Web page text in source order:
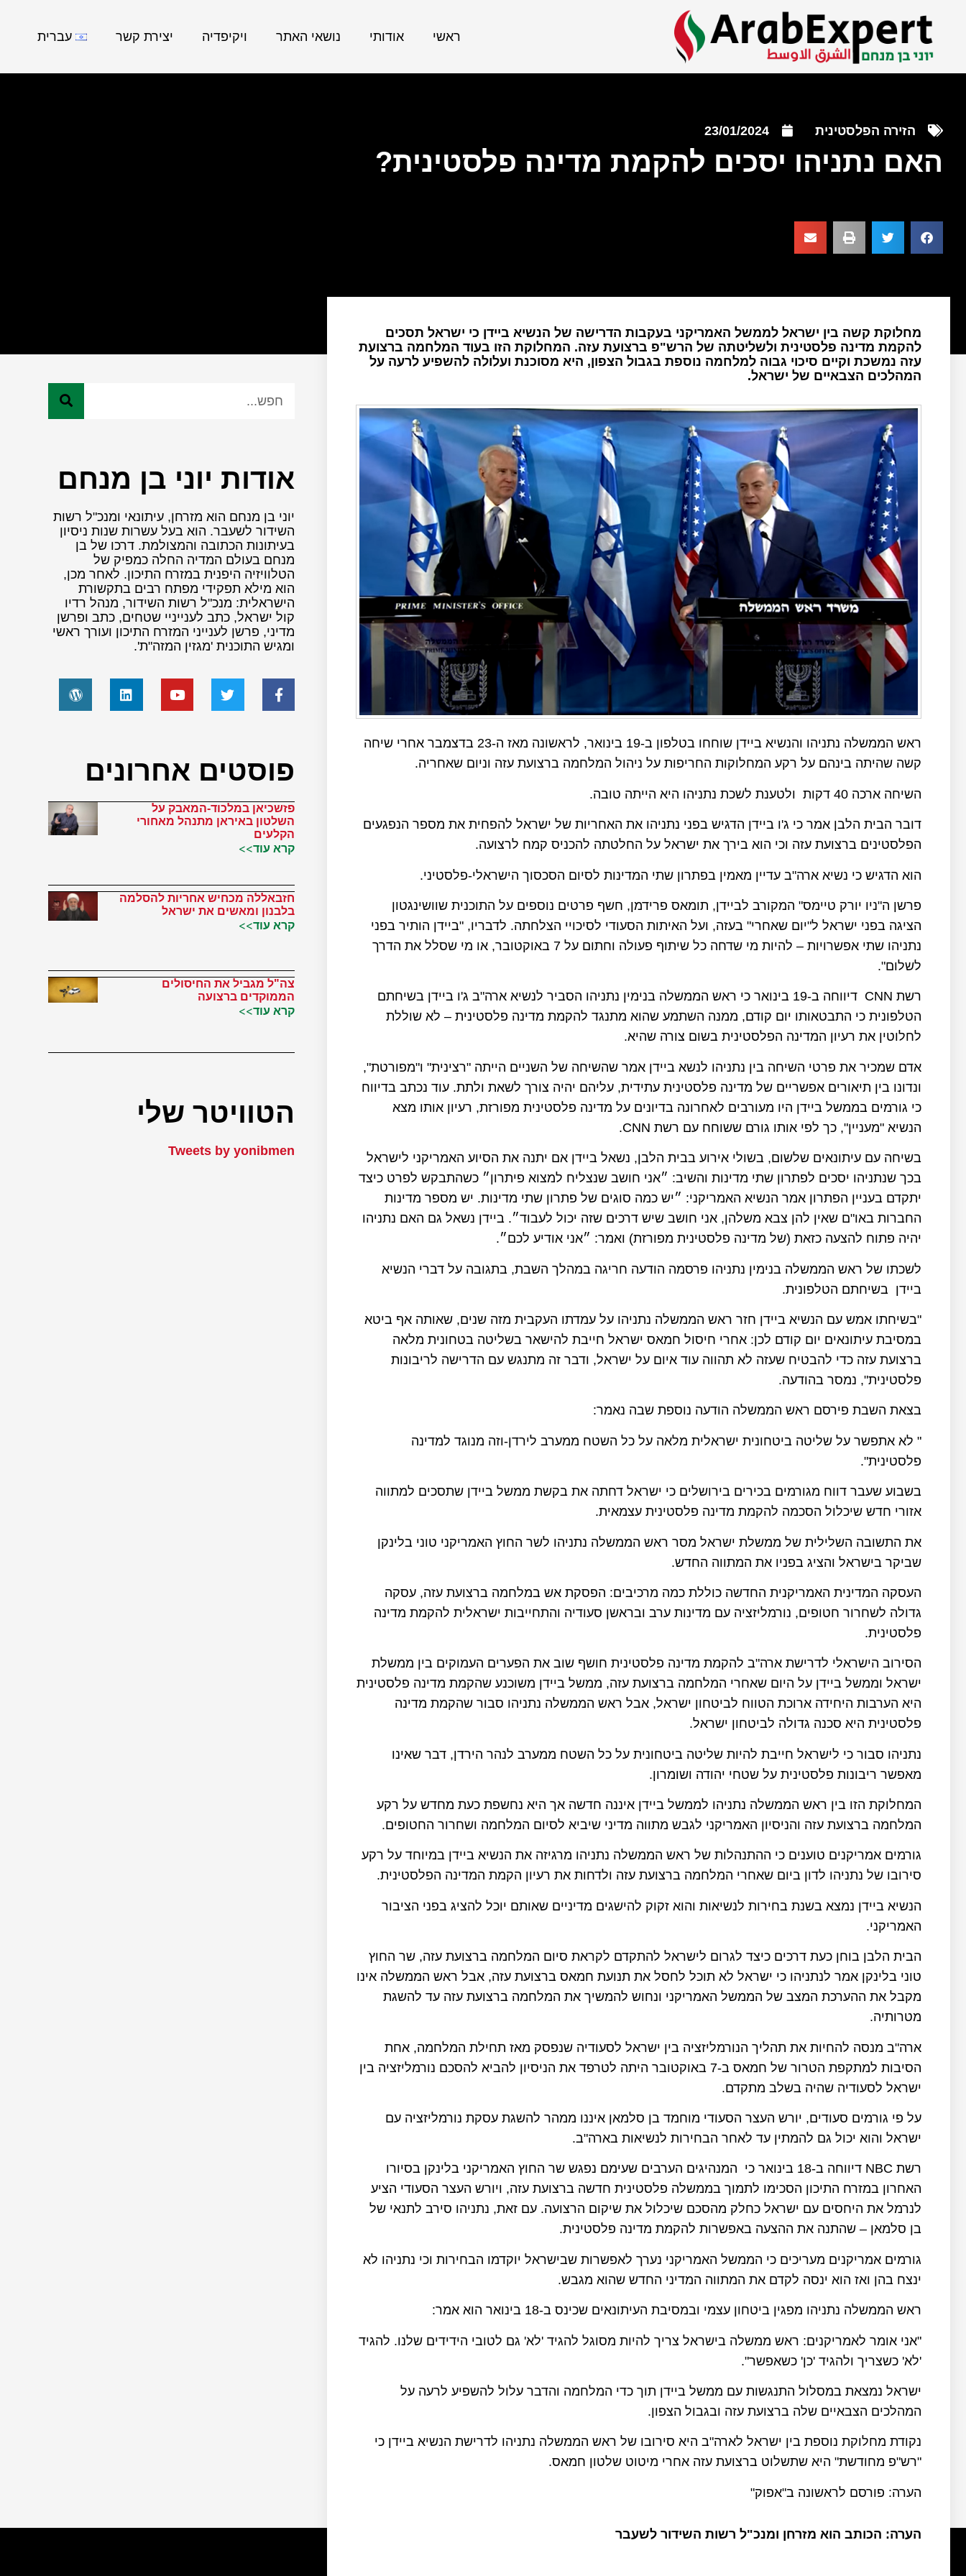
ראשי אודותי נושאי האתר ויקיפדיה יצירת קשר עברית
הזירה הפלסטינית 23/01/2024
האם נתניהו יסכים להקמת מדינה פלסטינית?
מחלוקת קשה בין ישראל לממשל האמריקני בעקבות הדרישה של הנשיא ביידן כי ישראל תסכים
להקמת מדינה פלסטינית ולשליטתה של הרש"פ ברצועת עזה. המחלוקת הזו בעוד המלחמה ברצועת
עזה נמשכת וקיים סיכוי גבוה למלחמה נוספת בגבול הצפון, היא מסוכנת ועלולה להשפיע לרעה על
המהלכים הצבאיים של ישראל.
ראש הממשלה נתניהו והנשיא ביידן שוחחו בטלפון ב-19 בינואר, לראשונה מאז ה-23 בדצמבר אחרי שיחה
קשה שהיתה בינהם על רקע המחלוקות החריפות על ניהול המלחמה ברצועת עזה וניום שאחריה.
השיחה ארכה 40 דקות ולטענת לשכת נתניהו היא הייתה טובה.
דובר הבית הלבן אמר כי ג'ו ביידן הדגיש בפני נתניהו את האחריות של ישראל להפחית את מספר הנפגעים
הפלסטינים ברצועת עזה וכי הוא בירך את ישראל על החלטתה להכניס קמח לרצועה.
הוא הדגיש כי נשיא ארה"ב עדיין מאמין בפתרון שתי המדינות לסיום הסכסוך הישראלי-פלסטיני.
פרשן ה"ניו יורק טיימס" המקורב לביידן, תומאס פרידמן, חשף פרטים נוספים על התוכנית שוושינגטון
הציגה בפני ישראל ל"יום שאחרי" בעזה, ועל האיתות הסעודי לסיכויי הצלחתה. לדבריו, "ביידן הותיר בפני
נתניהו שתי אפשרויות – להיות מי שדחה כל שיתוף פעולה וחתום על 7 באוקטובר, או מי שסלל את הדרך
לשלום".
רשת CNN דיווחה ב-19 בינואר כי ראש הממשלה בנימין נתניהו הסביר לנשיא ארה"ב ג'ו ביידן בשיחתם
הטלפונית כי התבטאותו יום קודם, ממנה השתמע שהוא מתנגד להקמת מדינה פלסטינית – לא שוללת
לחלוטין את רעיון המדינה הפלסטינית בשום צורה שהיא.
אדם שמכיר את פרטי השיחה בין נתניהו לנשא ביידן אמר שהשיחה של השניים הייתה "רצינית" ו"מפורטת",
ונדונו בין תיאורים אפשריים של מדינה פלסטינית עתידית, עליהם יהיה צורך לשאת ולתת. עוד נכתב בדיווח
כי גורמים בממשל ביידן היו מעורבים לאחרונה בדיונים על מדינה פלסטינית מפורזת, רעיון אותו מצא
הנשיא "מעניין", כך לפי אותו גורם ששוחח עם רשת CNN.
בשיחה עם עיתונאים שלשום, בשולי אירוע בבית הלבן, נשאל ביידן אם יתנה את הסיוע האמריקני לישראל
בכך שנתניהו יסכים לפתרון שתי מדינות והשיב: ״אני חושב שנצליח למצוא פיתרון״ כשהתבקש לפרט כיצד
יתקדם בעניין הפתרון אמר הנשיא האמריקני: ״יש כמה סוגים של פתרון שתי מדינות. יש מספר מדינות
החברות באו"ם שאין להן צבא משלהן, אני חושב שיש דרכים שזה יכול לעבוד״. ביידן נשאל גם האם נתניהו
יהיה פתוח להצעה כזאת (של מדינה פלסטינית מפורזת) ואמר: ״אני אודיע לכם״.
לשכתו של ראש הממשלה בנימין נתניהו פרסמה הודעה חריגה במהלך השבת, בתגובה על דברי הנשיא
ביידן בשיחתם הטלפונית.
"בשיחתו אמש עם הנשיא ביידן חזר ראש הממשלה נתניהו על עמדתו העקבית מזה שנים, שאותה אף ביטא
במסיבת עיתונאים יום קודם לכן: אחרי חיסול חמאס ישראל חייבת להישאר בשליטה בטחונית מלאה
ברצועת עזה כדי להבטיח שעזה לא תהווה עוד איום על ישראל, ודבר זה מתנגש עם הדרישה לריבונות
פלסטינית", נמסר בהודעה.
בצאת השבת פירסם ראש הממשלה הודעה נוספת שבה נאמר:
" לא אתפשר על שליטה ביטחונית ישראלית מלאה על כל השטח ממערב לירדן-וזה מנוגד למדינה
פלסטינית".
בשבוע שעבר דווח מגורמים בכירים בירושלים כי ישראל דחתה את בקשת ממשל ביידן שתסכים למתווה
אזורי חדש שיכלול הסכמה להקמת מדינה פלסטינית עצמאית.
את התשובה השלילית של ממשלת ישראל מסר ראש הממשלה נתניהו לשר החוץ האמריקני טוני בלינקן
שביקר בישראל והציג בפניו את המתווה החדש.
העסקה המדינית האמריקנית החדשה כוללת כמה מרכיבים: הפסקת אש במלחמה ברצועת עזה, עסקה
גדולה לשחרור חטופים, נורמליזציה עם מדינות ערב ובראשן סעודיה והתחייבות ישראלית להקמת מדינה
פלסטינית.
הסירוב הישראלי לדרישת ארה"ב להקמת מדינה פלסטינית חושף שוב את הפערים העמוקים בין ממשלת
ישראל וממשל ביידן על היום שאחרי המלחמה ברצועת עזה, ממשל ביידן משוכנע שהקמת מדינה פלסטינית
היא הערבות היחידה ארוכת הטווח לביטחון ישראל, אבל ראש הממשלה נתניהו סבור שהקמת מדינה
פלסטינית היא סכנה גדולה לביטחון ישראל.
נתניהו סבור כי לישראל חייבת להיות שליטה ביטחונית על כל השטח ממערב לנהר הירדן, דבר שאינו
מאפשר ריבונות פלסטינית על שטחי יהודה ושומרון.
המחלוקת הזו בין ראש הממשלה נתניהו לממשל ביידן איננה חדשה אך היא נחשפת כעת מחדש על רקע
המלחמה ברצועת עזה והניסיון האמריקני לגבש מתווה מדיני שיביא לסיום המלחמה ושחרור החטופים.
גורמים אמריקנים טוענים כי ההתנהלות של ראש הממשלה נתניהו מרגיזה את הנשיא ביידן במיוחד על רקע
סירובו של נתניהו לדון ביום שאחרי המלחמה ברצועת עזה ולדחות את רעיון הקמת המדינה הפלסטינית.
הנשיא ביידן נמצא בשנת בחירות לנשיאות והוא זקוק להישגים מדיניים שאותם יוכל להציג בפני הציבור
האמריקני.
הבית הלבן בוחן כעת דרכים כיצד לגרום לישראל להתקדם לקראת סיום המלחמה ברצועת עזה, שר החוץ
טוני בלינקן אמר לנתניהו כי ישראל לא תוכל לחסל את תנועת חמאס ברצועת עזה, אבל ראש הממשלה אינו
מקבל את ההערכת המצב של הממשל האמריקני ונחוש להמשיך את המלחמה ברצועת עזה עד להשגת
מטרותיה.
ארה"ב מנסה להחיות את תהליך הנורמליזציה בין ישראל לסעודיה שנפסק מאז תחילת המלחמה, אחת
הסיבות למתקפת הטרור של חמאס ב-7 באוקטובר היתה לטרפד את הניסיון להביא להסכם נורמליזציה בין
ישראל לסעודיה שהיה בשלב מתקדם.
על פי גורמים סעודים, יורש העצר הסעודי מוחמד בן סלמאן איננו ממהר להשגת עסקת נורמליזציה עם
ישראל והוא יכול גם להמתין עד לאחר הבחירות לנשיאות בארה"ב.
רשת NBC דיווחה ב-18 בינואר כי המנהיגים הערבים שעימם נפגש שר החוץ האמריקני בלינקן בסיורו
האחרון במזרח התיכון הסכימו לתמוך בממשלה פלסטינית חדשה ברצועת עזה, ויורש העצר הסעודי הציע
לנרמל את היחסים עם ישראל כחלק מהסכם שיכלול את שיקום הרצועה. עם זאת, נתניהו סירב לתנאי של
בן סלמאן – שהתנה את ההצעה באפשרות להקמת מדינה פלסטינית.
גורמים אמריקנים מעריכים כי הממשל האמריקני נערך לאפשרות שבישראל יוקדמו הבחירות וכי נתניהו לא
ינצח בהן ואז הוא ינסה לקדם את המתווה המדיני החדש שהוא מגבש.
ראש הממשלה נתניהו מפגין ביטחון עצמי ובמסיבת העיתונאים שכינס ב-18 בינואר הוא אמר:
"אני אומר לאמריקנים: ראש ממשלה בישראל צריך להיות מסוגל להגיד 'לא' גם לטובי הידידים שלנו. להגיד
'לא' כשצריך ולהגיד 'כן' כשאפשר".
ישראל נמצאת במסלול התנגשות עם ממשל ביידן תוך כדי המלחמה והדבר עלול להשפיע לרעה על
המהלכים הצבאיים שלה ברצועת עזה ובגבול הצפון.
נקודת מחלוקת נוספת בין ישראל לארה"ב היא סירובו של ראש הממשלה נתניהו לדרישת הנשיא ביידן כי
"רש"פ מחודשת" היא שתשלוט ברצועת עזה אחרי מיטוט שלטון חמאס.
הערה: פורסם לראשונה ב"אפוק"
הערה: הכותב הוא מזרחן ומנכ"ל רשות השידור לשעבר
אודות יוני בן מנחם
יוני בן מנחם הוא מזרחן, עיתונאי ומנכ"ל רשות
השידור לשעבר. הוא בעל עשרות שנות ניסיון
בעיתונות הכתובה והמצולמת. דרכו של בן
מנחם בעולם המדיה החלה כמפיק של
הטלוויזיה היפנית במזרח התיכון. לאחר מכן,
הוא מילא תפקידי מפתח רבים בתקשורת
הישראלית: מנכ"ל רשות השידור, מנהל רדיו
קול ישראל, כתב לענייניי שטחים, כתב ופרשן
מדיני, פרשן לענייני המזרח התיכון ועורך ראשי
ומגיש התוכנית 'מגזין המזה"ת'.
פוסטים אחרונים
פזשכיאן במלכוד-המאבק על
השלטון באיראן מתנהל מאחורי
הקלעים
קרא עוד>>
חזבאללה מכחיש אחריות להסלמה
בלבנון ומאשים את ישראל
קרא עוד>>
צה"ל מגביל את החיסולים
הממוקדים ברצועה
קרא עוד>>
הטוויטר שלי
Tweets by yonibmen